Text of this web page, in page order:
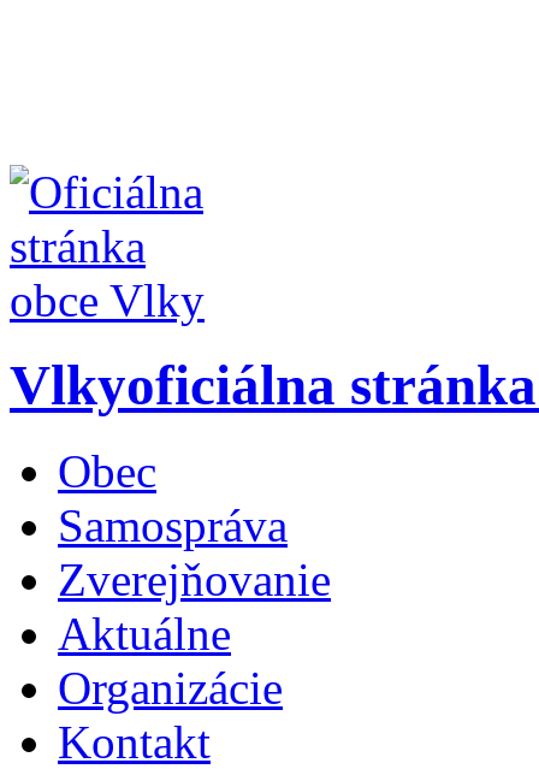
Vlkyoficiálna
Obec
Samospráva
Zverejňovanie
Aktuálne
Organizácie
Kontakt